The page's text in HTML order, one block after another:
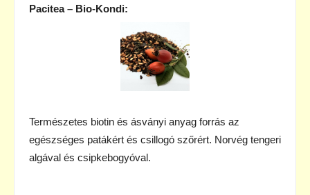
Pacitea – Bio-Kondi:
Természetes biotin és ásványi anyag forrás az
egészséges patákért és csillogó szőrért. Norvég tengeri
algával és csipkebogyóval.